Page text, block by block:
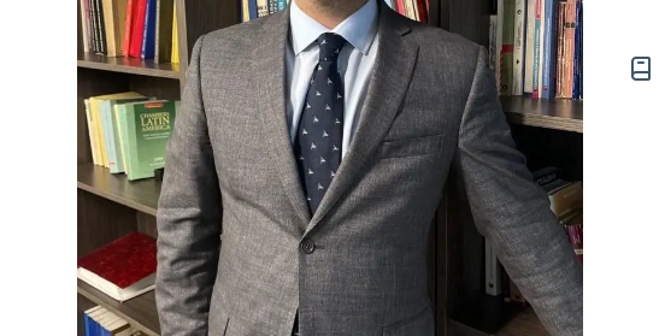
Te puede interesar:International students Facultades
Te puede interesar:Explora el campus Uandes Noticias estudiantiles